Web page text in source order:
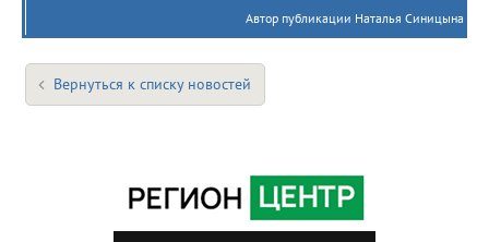
Автор публикации Наталья Синицына
Вернуться к списку новостей